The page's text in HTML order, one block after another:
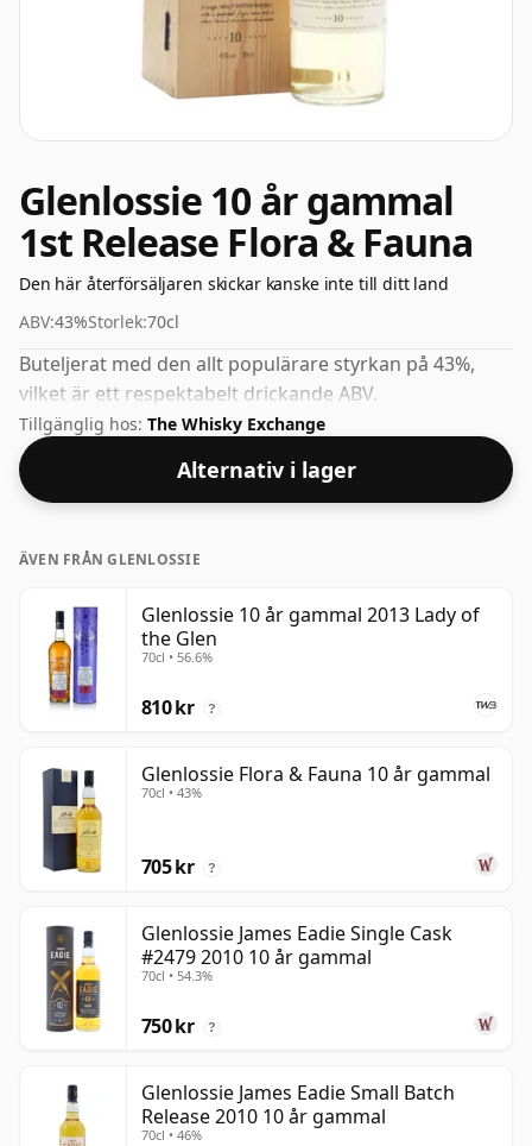
Glenlossie 10 år gammal
1st Release Flora & Fauna
Den här återförsäljaren skickar kanske inte till ditt land
ABV:43%Storlek:70cl
Buteljerat med den allt populärare styrkan på 43%,
vilket är ett respektabelt drickande ABV.
Tillgänglig hos: The Whisky Exchange
Alternativ i lager
ÄVEN FRÅN GLENLOSSIE
Glenlossie 10 år gammal 2013 Lady of
the Glen
70cl • 56.6%
810 kr ?
Glenlossie Flora & Fauna 10 år gammal
70cl • 43%
705 kr ?
Glenlossie James Eadie Single Cask
#2479 2010 10 år gammal
70cl • 54.3%
750 kr ?
Glenlossie James Eadie Small Batch
Release 2010 10 år gammal
70cl • 46%